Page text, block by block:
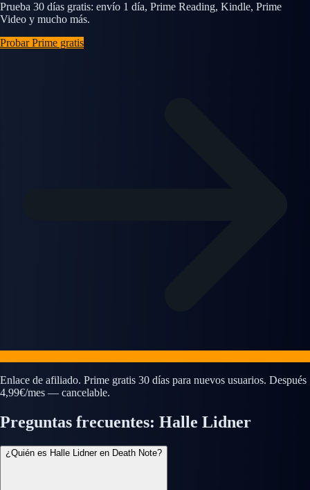
Prueba 30 días gratis: envío 1 día, Prime Reading, Kindle, Prime
Video y mucho más.
Probar Prime gratis
Enlace de afiliado. Prime gratis 30 días para nuevos usuarios. Después
4,99€/mes — cancelable.
Preguntas frecuentes: Halle Lidner
¿Quién es Halle Lidner en Death Note?